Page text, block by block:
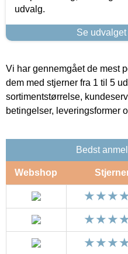
udvalg.
Se
Vi har gennemgået de mest
dem med stjerner fra 1 til 5
sortimentstørrelse,
betingelser, leveringsformer
Bedst
Webshop